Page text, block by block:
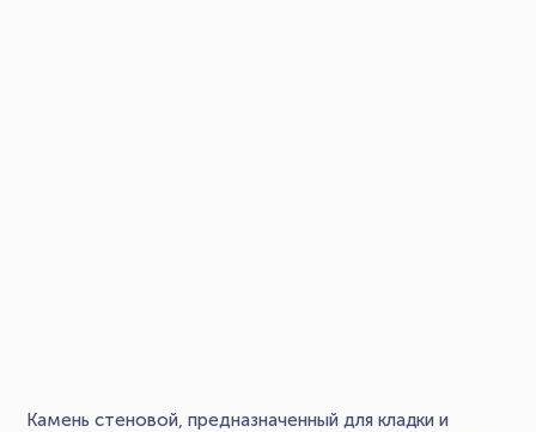
Камень стеновой, предназначенный для кладки и